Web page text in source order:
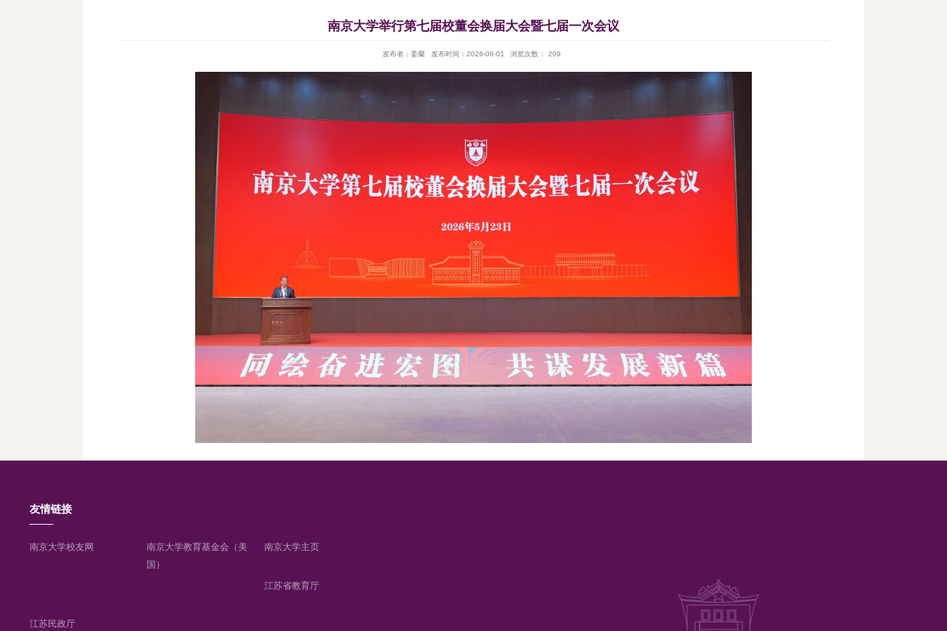
南京大学举行第七届校董会换届大会暨七届一次会议
发布者：姜蘭 发布时间：2026-06-01 浏览次数：